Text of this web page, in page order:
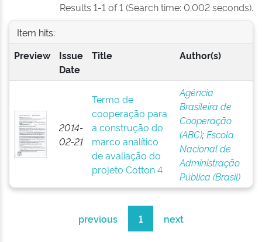
Results 1-1 of 1 (Search time: 0.002 seconds).
Item hits:
Preview
Issue
Date
Title Author(s)
2014-
02-21
Termo de
cooperação para
a construção do
marco analítico
de avaliação do
projeto Cotton 4
Agência
Brasileira de
Cooperação
(ABC);Escola
Nacional de
Administração
Pública (Brasil)
previous 1 next